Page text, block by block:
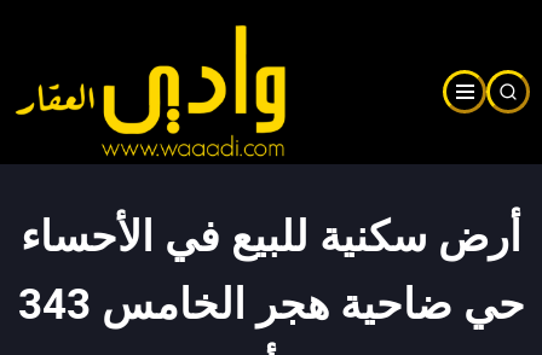
main
content
أرض سكنية للبيع في الأحساء
حي ضاحية هجر الخامس 343